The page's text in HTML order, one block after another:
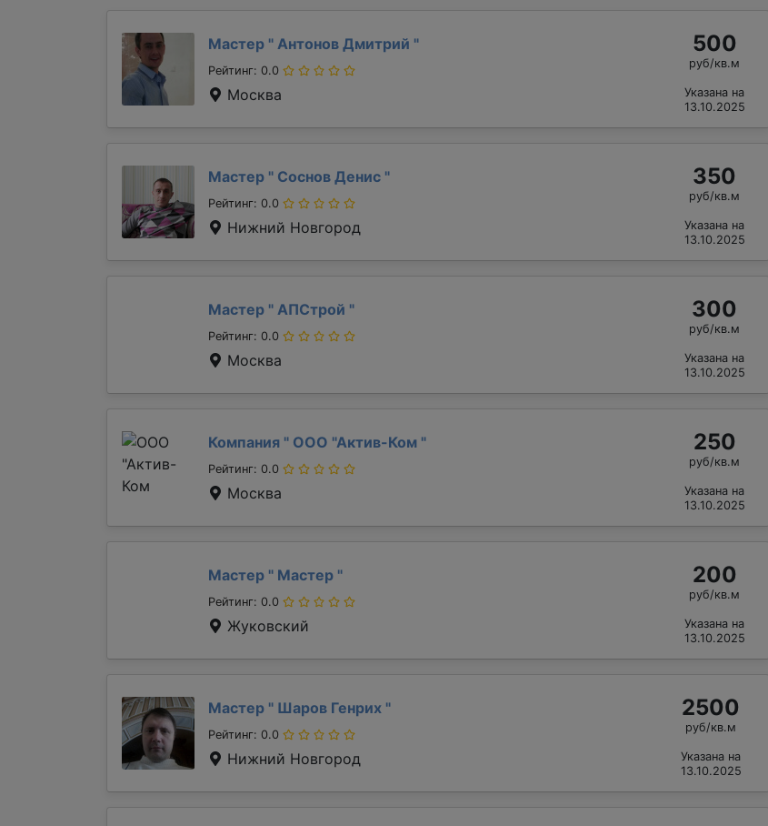
Мастер " Антонов Дмитрий "
Рейтинг: 0.0
Москва
500
руб/кв.м
Указана на
13.10.2025
Мастер " Соснов Денис "
Рейтинг: 0.0
Нижний Новгород
350
руб/кв.м
Указана на
13.10.2025
Мастер " АПСтрой "
Рейтинг: 0.0
Москва
300
руб/кв.м
Указана на
13.10.2025
Компания " ООО "Актив-Ком "
Рейтинг: 0.0
Москва
250
руб/кв.м
Указана на
13.10.2025
Мастер " Мастер "
Рейтинг: 0.0
Жуковский
200
руб/кв.м
Указана на
13.10.2025
Мастер " Шаров Генрих "
Рейтинг: 0.0
Нижний Новгород
2500
руб/кв.м
Указана на
13.10.2025